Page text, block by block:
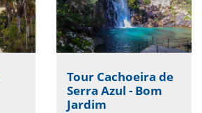
Tour Cachoeira de
Serra Azul - Bom
Jardim